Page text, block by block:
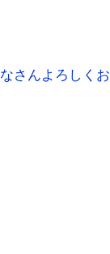
さんよろしくお